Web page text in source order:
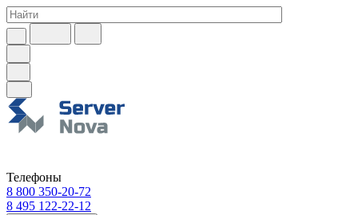
Телефоны
8 800 350-20-72
8 495 122-22-12